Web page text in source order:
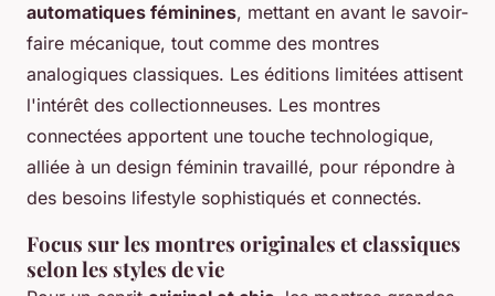
automatiques féminines, mettant en avant le savoir-
faire mécanique, tout comme des montres
analogiques classiques. Les éditions limitées attisent
l'intérêt des collectionneuses. Les montres
connectées apportent une touche technologique,
alliée à un design féminin travaillé, pour répondre à
des besoins lifestyle sophistiqués et connectés.
Focus sur les montres originales et classiques
selon les styles de vie